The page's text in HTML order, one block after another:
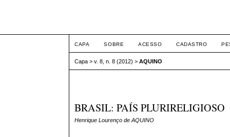
CAPA SOBRE ACESSO CADASTRO
Capa >v. 8, n. 8 (2012) >AQUINO
BRASIL: PAÍS PLURIRELIGIOSO
Henrique Lourenço de AQUINO